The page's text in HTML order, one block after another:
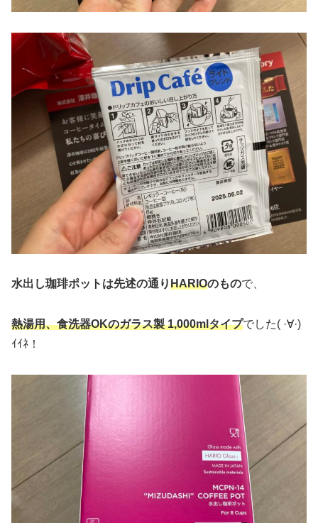
水出し珈琲ポットは先述の通りHARIOのもので、
熱湯用、食洗器OKのガラス製 1,000mlタイプでした( ·∀·)
ｲｲﾈ！